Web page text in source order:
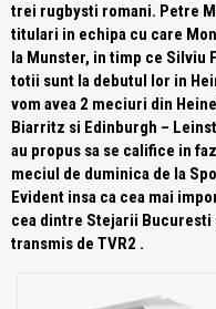
trei rugbysti romani. Petre
titulari in echipa cu care
la Munster, in timp ce Silviu
totii sunt la debutul lor in
vom avea 2 meciuri din
Biarritz si Edinburgh –
au propus sa se califice in
meciul de duminica de la
Evident insa ca cea mai
cea dintre Stejarii Bucuresti
transmis de TVR2 .